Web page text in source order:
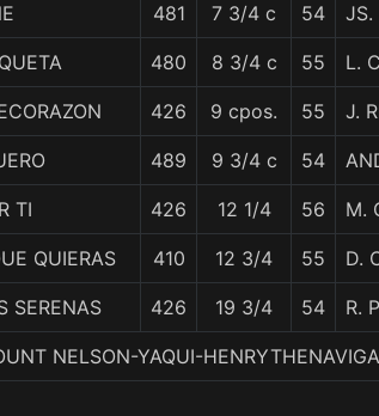
481 7 3/4 c 54 JS.
480 8 3/4 c 55 L.
426 9 cpos. 55 J.
489 9 3/4 c 54
TI 426 12 1/4 56 M.
QUIERAS 410 12 3/4 55 D.
SERENAS 426 19 3/4 54 R.
NELSON-YAQUI-